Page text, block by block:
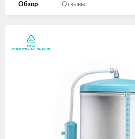
Обзор Отзывы
Изображения